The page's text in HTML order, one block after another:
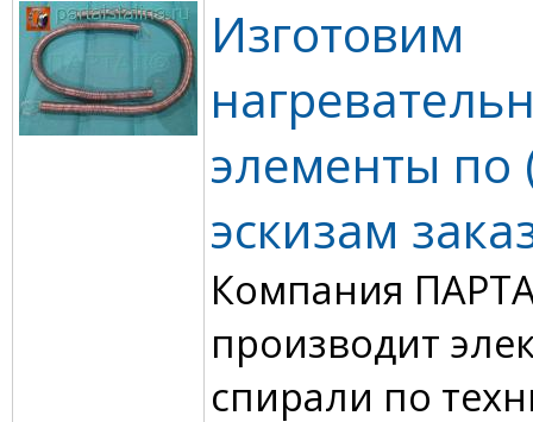
Изготовим
элементы по
эскизам
Компания
производит
спирали по